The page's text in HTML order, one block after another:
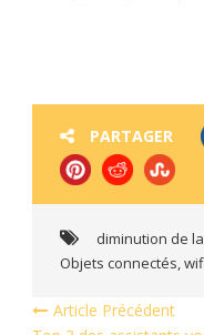
PARTAGER
diminution de
Objets connectés,
Article Précédent